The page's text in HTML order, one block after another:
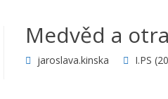
Medvěd a
jaroslava.kinska I.PS